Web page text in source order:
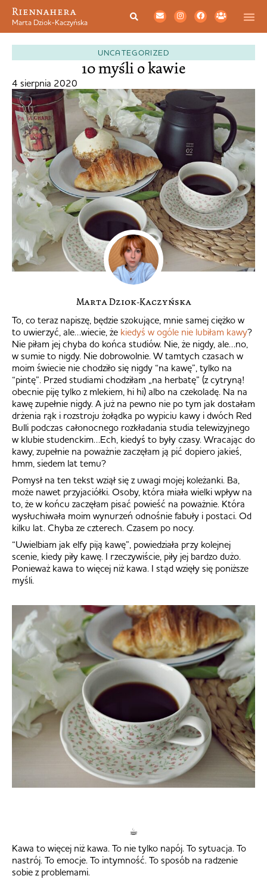
Riennahera
Marta Dziok-Kaczyńska
UNCATEGORIZED
10 myśli o kawie
4 sierpnia 2020
Marta Dziok-Kaczyńska
To, co teraz napiszę, będzie szokujące, mnie samej ciężko w
to uwierzyć, ale…wiecie, że kiedyś w ogóle nie lubiłam kawy?
Nie piłam jej chyba do końca studiów. Nie, że nigdy, ale…no,
w sumie to nigdy. Nie dobrowolnie. W tamtych czasach w
moim świecie nie chodziło się nigdy “na kawę”, tylko na
“pintę”. Przed studiami chodziłam „na herbatę” (z cytryną!
obecnie piję tylko z mlekiem, hi hi) albo na czekoladę. Na na
kawę zupełnie nigdy. A już na pewno nie po tym jak dostałam
drżenia rąk i rozstroju żołądka po wypiciu kawy i dwóch Red
Bulli podczas całonocnego rozkładania studia telewizyjnego
w klubie studenckim…Ech, kiedyś to były czasy. Wracając do
kawy, zupełnie na poważnie zaczęłam ją pić dopiero jakieś,
hmm, siedem lat temu?
Pomysł na ten tekst wziął się z uwagi mojej koleżanki. Ba,
może nawet przyjaciółki. Osoby, która miała wielki wpływ na
to, że w końcu zaczęłam pisać powieść na poważnie. Która
wysłuchiwała moim wynurzeń odnośnie fabuły i postaci. Od
kilku lat. Chyba ze czterech. Czasem po nocy.
“Uwielbiam jak elfy piją kawę”, powiedziała przy kolejnej
scenie, kiedy piły kawę. I rzeczywiście, piły jej bardzo dużo.
Ponieważ kawa to więcej niż kawa. I stąd wzięły się poniższe
myśli.
☕︎
Kawa to więcej niż kawa. To nie tylko napój. To sytuacja. To
nastrój. To emocje. To intymność. To sposób na radzenie
sobie z problemami.